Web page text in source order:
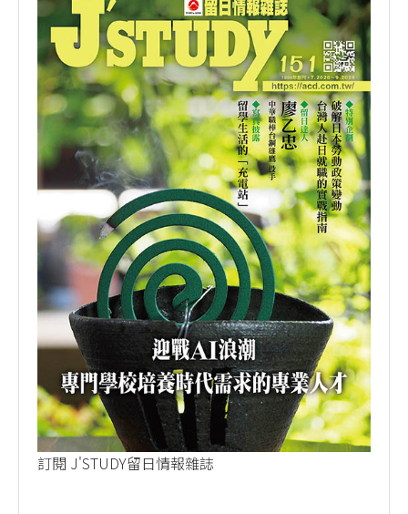
訂閱 J'STUDY留日情報雜誌